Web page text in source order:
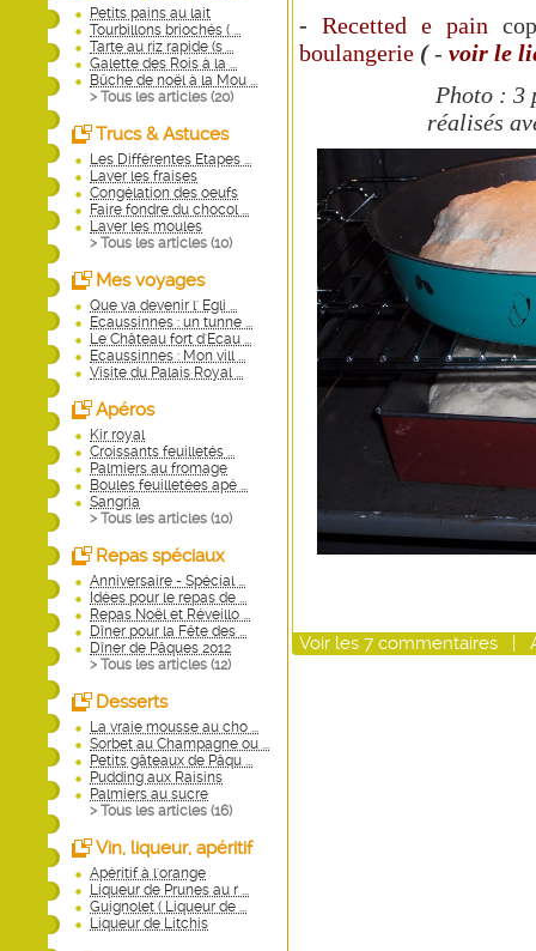
Petits pains au lait
Tourbillons briochés ( ...
Tarte au riz rapide (s ...
Galette des Rois à la ...
Bûche de noël à la Mou ...
> Tous les articles (20)
Trucs & Astuces
Les Différentes Etapes ...
Laver les fraises
Congélation des oeufs
Faire fondre du chocol ...
Laver les moules
> Tous les articles (10)
Mes voyages
Que va devenir l' Egli ...
Ecaussinnes : un tunne ...
Le Château fort d'Ecau ...
Ecaussinnes : Mon vill ...
Visite du Palais Royal ...
Apéros
Kir royal
Croissants feuilletés ...
Palmiers au fromage
Boules feuilletées apé ...
Sangria
> Tous les articles (10)
Repas spéciaux
Anniversaire - Spécial ...
Idées pour le repas de ...
Repas Noël et Réveillo ...
Dîner pour la Fête des ...
Dîner de Pâques 2012
> Tous les articles (12)
Desserts
La vraie mousse au cho ...
Sorbet au Champagne ou ...
Petits gâteaux de Pâqu ...
Pudding aux Raisins
Palmiers au sucre
> Tous les articles (16)
Vin, liqueur, apéritif
Apéritif à l'orange
Liqueur de Prunes au r ...
Guignolet ( Liqueur de ...
Liqueur de Litchis
- Recetted epain
boulangerie (- voir le
Photo : 3
réalisés
Voir les 7 commentaires |